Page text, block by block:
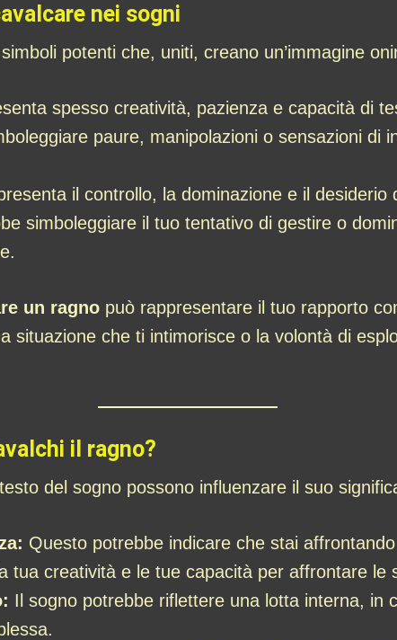
nei sogni
potenti che, uniti, creano un’immagine
spesso creatività, pazienza e capacità di
paure, manipolazioni o sensazioni di
il controllo, la dominazione e il
simboleggiare il tuo tentativo di gestire o
un ragno può rappresentare il tuo rapporto
situazione che ti intimorisce o la volontà di
il ragno?
del sogno possono influenzare il suo
Questo potrebbe indicare che stai
tua creatività e le tue capacità per affrontare le
Il sogno potrebbe riflettere una lotta interna, in